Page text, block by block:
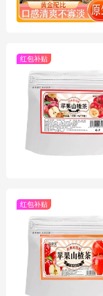
红包补贴
红包补贴